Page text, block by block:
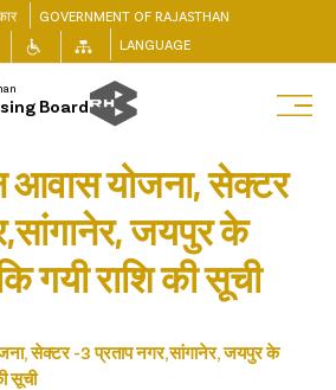
GOVERNMENT OF RAJASTHAN
LANGUAGE
Board
आवास योजना, सेक्टर
जयपुर के
गयी राशि की सूची
सेक्टर -3 प्रताप नगर,सांगानेर, जयपुर के
सूची